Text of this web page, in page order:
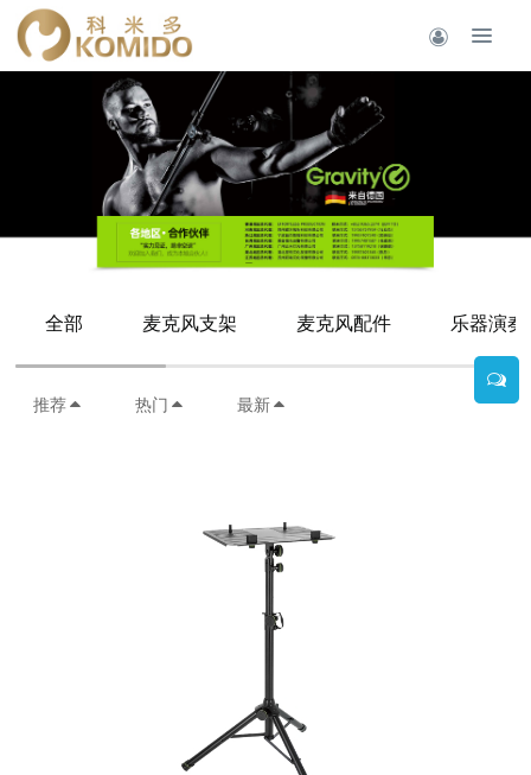
全部 麦克风支架 麦克风配件 乐器演
推荐 热门 最新